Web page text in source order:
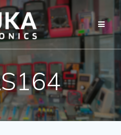
Przejdź
do
treści